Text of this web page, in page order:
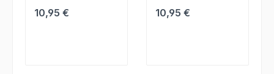
Regulärer Preis:
10,95 € Regulärer Preis:
10,95 €